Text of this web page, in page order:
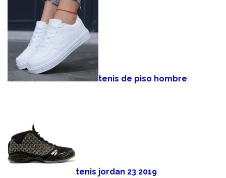
tenis de piso hombre
tenis jordan 23 2019